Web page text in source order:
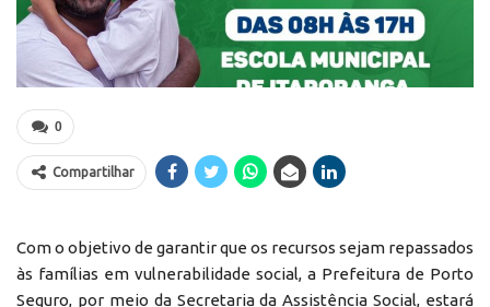
0
Compartilhar
Com o objetivo de garantir que os recursos sejam repassados
às famílias em vulnerabilidade social, a Prefeitura de Porto
Seguro, por meio da Secretaria da Assistência Social, estará